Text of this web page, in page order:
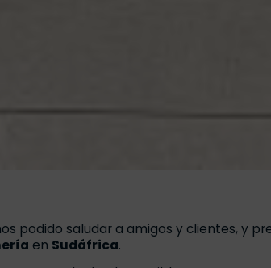
podido saludar a amigos y clientes, y
en Sudáfrica.